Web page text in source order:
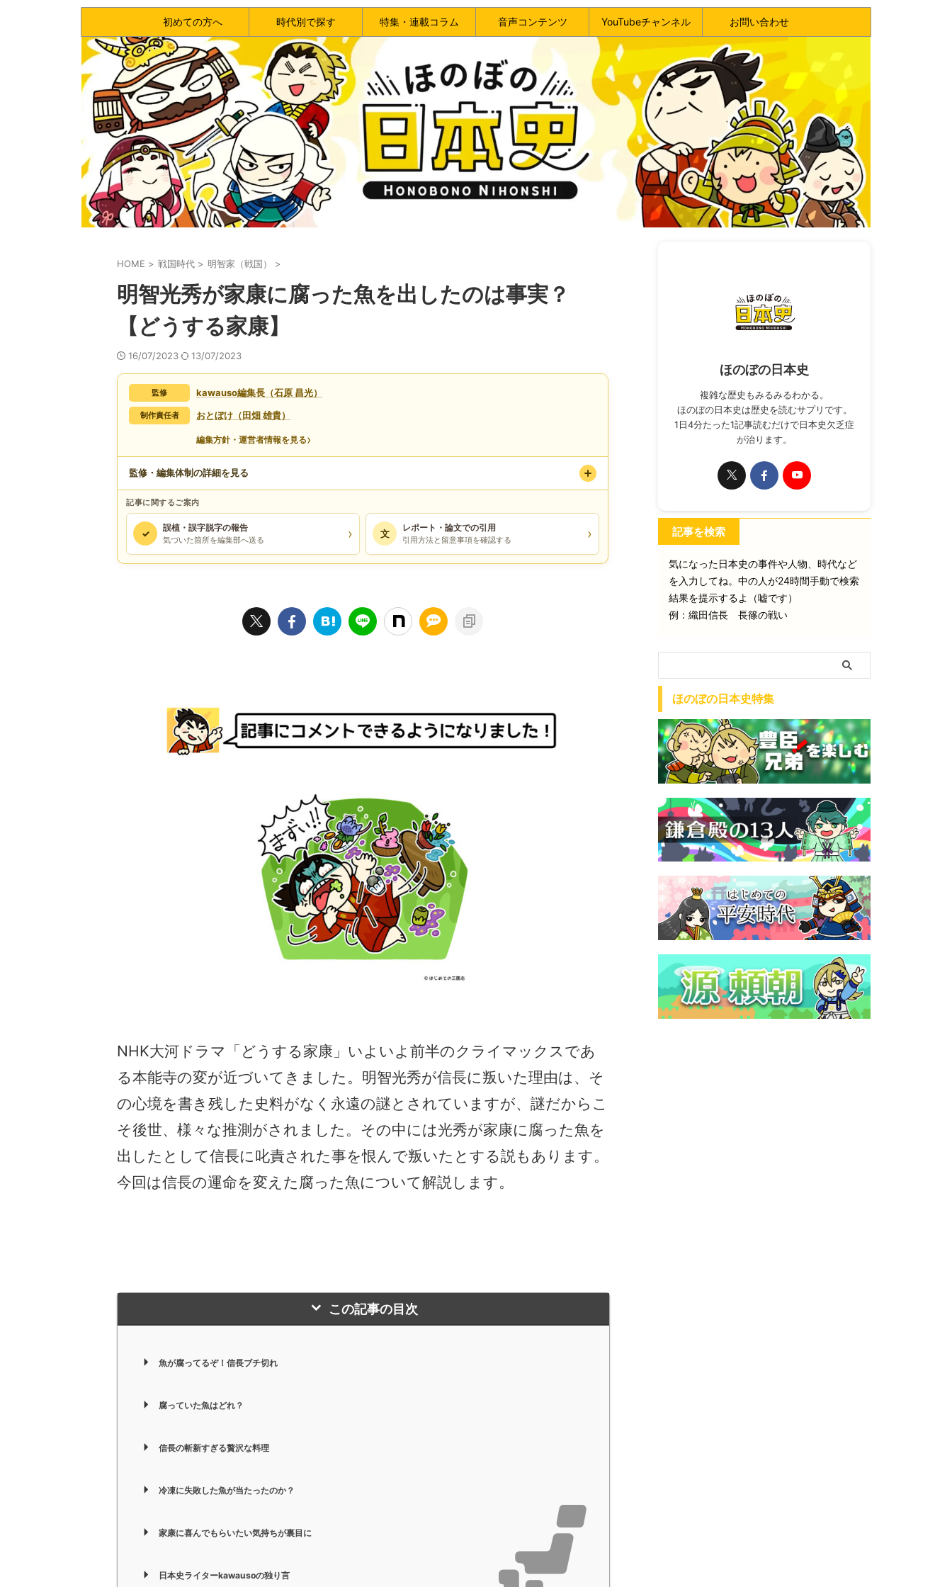
初めての方へ 時代別で探す 特集・連載コラム 音声コンテンツ YouTubeチャンネル お問い合わせ
HOME > 戦国時代 > 明智家（戦国） >
明智光秀が家康に腐った魚を出したのは事実？
【どうする家康】
16/07/2023 13/07/2023
監修 kawauso編集長（石原 昌光）
制作責任者 おとぼけ（田畑 雄貴）
編集方針・運営者情報を見る›
監修・編集体制の詳細を見る
記事に関するご案内
✓ 誤植・誤字脱字の報告
気づいた箇所を編集部へ送る › 文 レポート・論文での引用
引用方法と留意事項を確認する ›
NHK大河ドラマ「どうする家康」いよいよ前半のクライマックスであ
る本能寺の変が近づいてきました。明智光秀が信長に叛いた理由は、そ
の心境を書き残した史料がなく永遠の謎とされていますが、謎だからこ
そ後世、様々な推測がされました。その中には光秀が家康に腐った魚を
出したとして信長に叱責された事を恨んで叛いたとする説もあります。
今回は信長の運命を変えた腐った魚について解説します。
この記事の目次
魚が腐ってるぞ！信長ブチ切れ
腐っていた魚はどれ？
信長の斬新すぎる贅沢な料理
冷凍に失敗した魚が当たったのか？
家康に喜んでもらいたい気持ちが裏目に
日本史ライターkawausoの独り言
ほのぼの日本史
複雑な歴史もみるみるわかる。
ほのぼの日本史は歴史を読むサプリです。
1日4分たった1記事読むだけで日本史欠乏症
が治ります。
記事を検索
気になった日本史の事件や人物、時代など
を入力してね。中の人が24時間手動で検索
結果を提示するよ（嘘です）
例：織田信長 長篠の戦い
ほのぼの日本史特集